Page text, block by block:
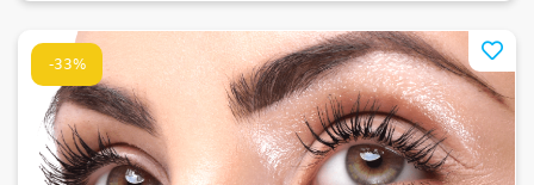
-33%